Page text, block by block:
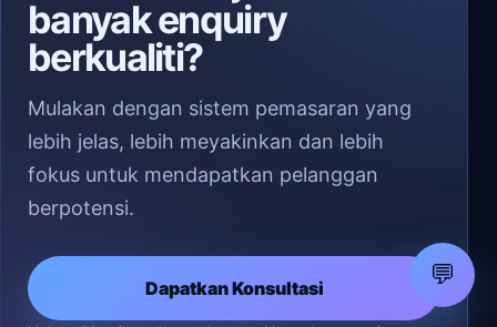
banyak enquiry
berkualiti?
Mulakan dengan sistem pemasaran yang
lebih jelas, lebih meyakinkan dan lebih
fokus untuk mendapatkan pelanggan
berpotensi.
Dapatkan Konsultasi 💬